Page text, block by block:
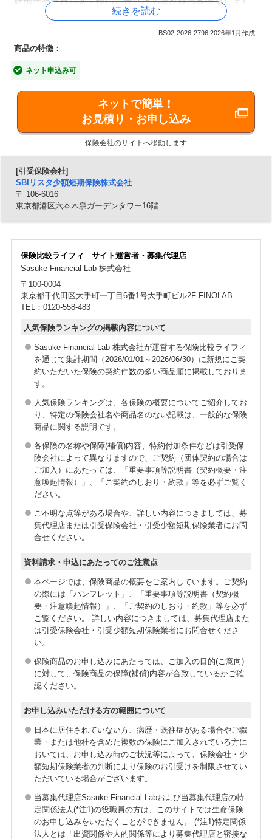
結婚式のプロが考え抜いた本当に必要な補償を準備しまし
【特長1】SBIグループだからこそ実現できる保険
500万円の補償が3万円～。支払事由による補償限度額の制
限はありません。
【特長2】待期期間なし！持病があっても入れる
安心感！！
保険料の払込翌日から補償がスタート！持病が原因でも支
払事由に該当すれば、保険金をお支払いします。
【特長3】挙式31日前まで申込可能！
費用が確定してドキッとしても、挙式31日前までならまだ
間に合います。
【特長4】おじいちゃん、おばあちゃんの万が一
にも備えられます！
祖父母の参列有無は関係ありません。また支払事由による
補償限度額の制限はありません。
続きを読む
BS02-2026-2796 2026年1月作成
商品の特徴：
ネット申込み可
ネットで簡単！
お見積り・お申し込み
保険会社のサイトへ移動します
[引受保険会社]
SBIリスタ少額短期保険株式会社
〒 106-6016
東京都港区六本木泉ガーデンタワー16階
保険比較ライフィ サイト運営者・募集代理店
Sasuke Financial Lab 株式会社
〒100-0004
東京都千代田区大手町一丁目6番1号大手町ビル2F FINOLAB
TEL：0120-558-483
人気保険ランキングの掲載内容について
Sasuke Financial Lab 株式会社が運営する保険比較ライフィ
を通じて集計期間（2026/01/01～2026/06/30）に新規にご契
約いただいた保険の契約件数の多い商品順に掲載しておりま
す。
人気保険ランキングは、各保険の概要についてご紹介してお
り、特定の保険会社名や商品名のない記載は、一般的な保険
商品に関する説明です。
各保険の名称や保障(補償)内容、特約付加条件などは引受保
険会社によって異なりますので、ご契約（団体契約の場合は
ご加入）にあたっては、「重要事項等説明書（契約概要・注
意喚起情報）」、「ご契約のしおり・約款」等を必ずご覧く
ださい。
ご不明な点等がある場合や、詳しい内容につきましては、募
集代理店または引受保険会社・引受少額短期保険業者にお問
合せください。
資料請求・申込にあたってのご注意点
本ページでは、保険商品の概要をご案内しています。ご契約
の際には「パンフレット」、「重要事項等説明書（契約概
要・注意喚起情報）」、「ご契約のしおり・約款」等を必ず
ご覧ください。 詳しい内容につきましては、募集代理店また
は引受保険会社・引受少額短期保険業者にお問合せくださ
い。
保険商品のお申し込みにあたっては、ご加入の目的(ご意向)
に対して、保険商品の保障(補償)内容が合致しているかご確
認ください。
お申し込みいただける方の範囲について
日本に居住されていない方、病歴・既往症がある場合やご職
業・または他社を含めた複数の保険にご加入されている方に
おいては、お申し込み時のご状況等によって、保険会社・少
額短期保険業者の判断により保険のお引受けを制限させてい
ただいている場合がございます。
当募集代理店Sasuke Financial Labおよび当募集代理店の特
定関係法人(*注1)の役職員の方は、このサイトでは生命保険
のお申し込みをいただくことができません。 (*注1)特定関係
法人とは「出資関係や人的関係等により募集代理店と密接な